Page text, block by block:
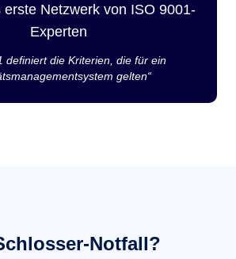
erste Netzwerk von ISO 9001-
Experten
definiert die Kriterien, die für ein
gelten“
Notfall?